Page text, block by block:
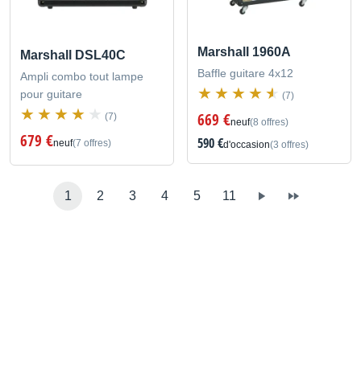
Marshall DSL40C
Ampli combo tout lampe
pour guitare
(7)
679 €neuf(7 offres)
Marshall 1960A
Baffle guitare 4x12
(7)
669 €neuf(8 offres)
590 €d'occasion(3 offres)
1 2 3 4 5 11